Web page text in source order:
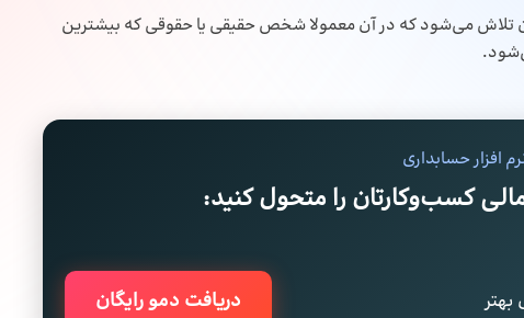
آن تلاش می‌شود که در آن معمولا شخص حقیقی یا حقوقی که بیشترین
افزار حسابداری
کسب‌وکارتان را متحول کنید:
دریافت دمو رایگان